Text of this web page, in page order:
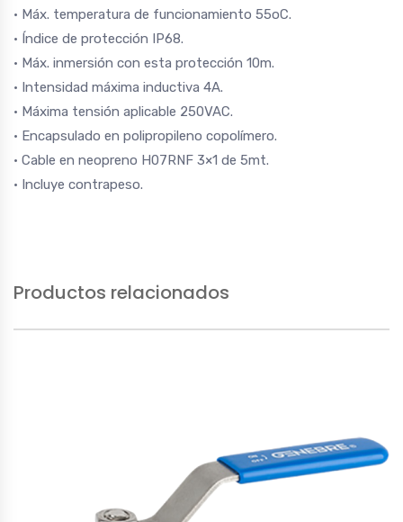
• Máx. temperatura de funcionamiento 55oC.
• Índice de protección IP68.
• Máx. inmersión con esta protección 10m.
• Intensidad máxima inductiva 4A.
• Máxima tensión aplicable 250VAC.
• Encapsulado en polipropileno copolímero.
• Cable en neopreno H07RNF 3×1 de 5mt.
• Incluye contrapeso.
Productos relacionados